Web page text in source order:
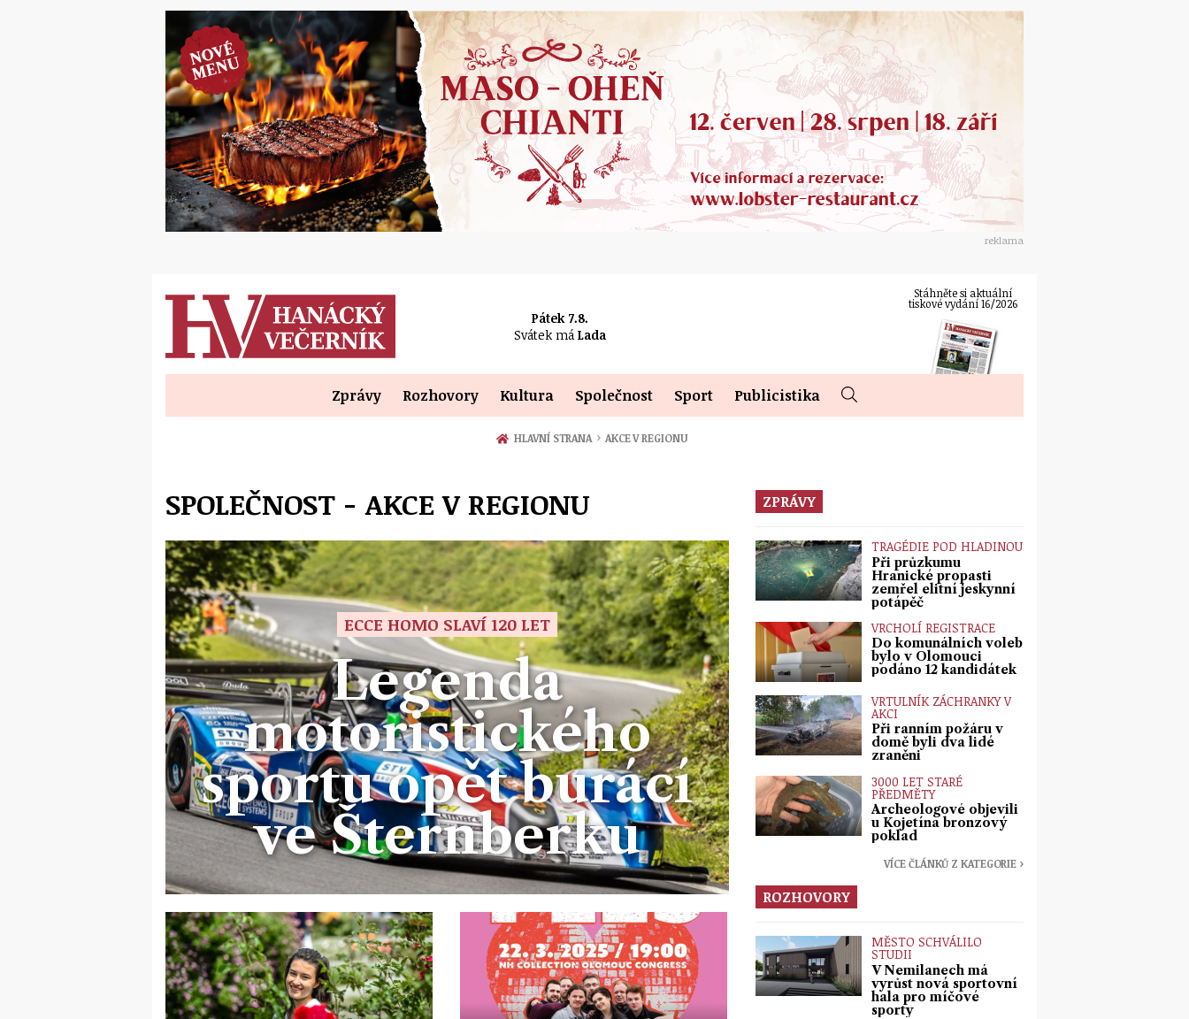
reklama
Pátek 7.8.
Svátek má Lada
Stáhněte si aktuální
tiskové vydání 16/2026
Zprávy Rozhovory Kultura Společnost Sport Publicistika
HLAVNÍ STRANA › AKCE V REGIONU
SPOLEČNOST - AKCE V REGIONU
ECCE HOMO SLAVÍ 120 LET
Legenda
motoristického
sportu opět burácí
ve Šternberku
ZPRÁVY
TRAGÉDIE POD HLADINOU
Při průzkumu
Hranické propasti
zemřel elitní jeskynní
potápěč
VRCHOLÍ REGISTRACE
Do komunálních voleb
bylo v Olomouci
podáno 12 kandidátek
VRTULNÍK ZÁCHRANKY V
AKCI
Při ranním požáru v
domě byli dva lidé
zraněni
3000 LET STARÉ
PŘEDMĚTY
Archeologové objevili
u Kojetína bronzový
poklad
VÍCE ČLÁNKŮ Z KATEGORIE ›
ROZHOVORY
MĚSTO SCHVÁLILO
STUDII
V Nemilanech má
vyrůst nová sportovní
hala pro míčové
sporty